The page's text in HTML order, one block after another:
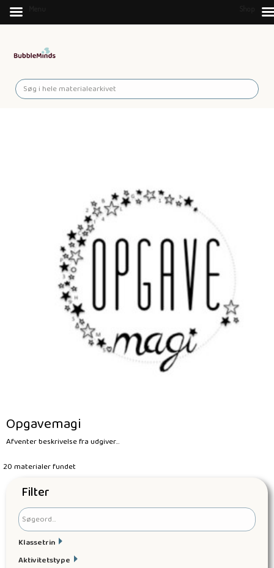
Opgavemagi
Afventer beskrivelse fra udgiver...
20 materialer fundet
Filter
Klassetrin
Aktivitetstype